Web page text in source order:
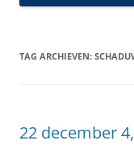
TAG ARCHIEVEN:
22 december